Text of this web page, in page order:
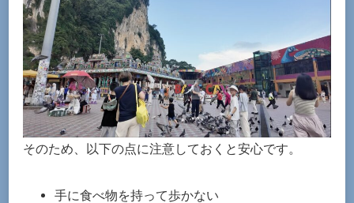
そのため、以下の点に注意しておくと安心です。
手に食べ物を持って歩かない